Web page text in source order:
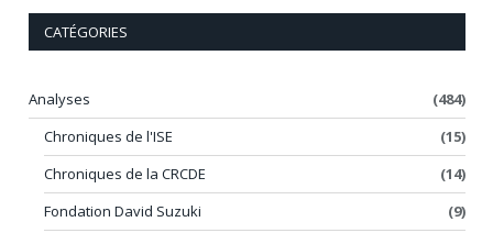
CATÉGORIES
Analyses
(484)
Chroniques de l'ISE
(15)
Chroniques de la CRCDE
(14)
Fondation David Suzuki
(9)